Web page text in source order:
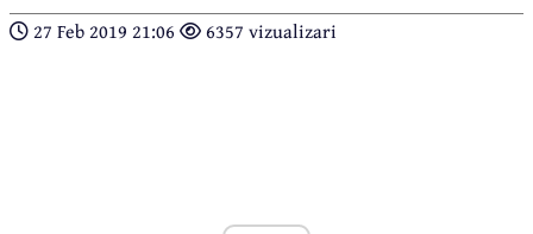
27 Feb 2019 21:06 6357 vizualizari